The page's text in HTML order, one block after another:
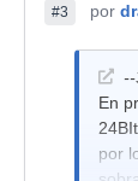
#3 por
En
por